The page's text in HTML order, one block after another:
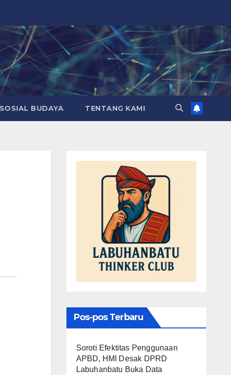
SOSIAL BUDAYA TENTANG KAMI
Pos-pos Terbaru
Soroti Efektitas Penggunaan
APBD, HMI Desak DPRD
Labuhanbatu Buka Data